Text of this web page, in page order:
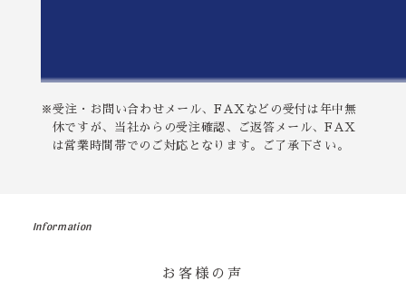
※受注・お問い合わせメール、FAXなどの受付は年中無
休ですが、当社からの受注確認、ご返答メール、FAX
は営業時間帯でのご対応となります。ご了承下さい。
Information
お客様の声